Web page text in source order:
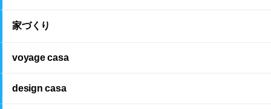
家づくり
voyage casa
design casa